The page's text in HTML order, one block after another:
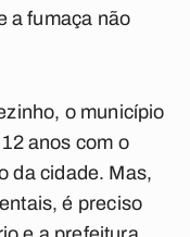
a fumaça não
o município
anos com o
da cidade. Mas,
é preciso